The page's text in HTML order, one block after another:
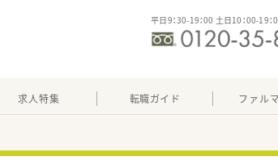
平日9：30-19：00 土日10：00-19：
求人特集 転職ガイド ファル